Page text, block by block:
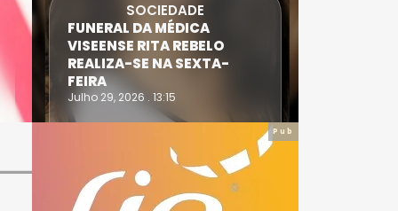
SOCIEDADE
FUNERAL DA MÉDICA
VISEENSE RITA REBELO
REALIZA-SE NA SEXTA-
FEIRA
Julho 29, 2026 . 13:15
Pub